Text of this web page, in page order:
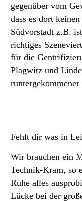
gegenüber vom
dass es dort
Südvorstadt z.B.
richtiges
für die
Plagwitz und
Fehlt dir was in
Wir brauchen ein
Technik-Kram, so
Ruhe alles
Lücke bei der